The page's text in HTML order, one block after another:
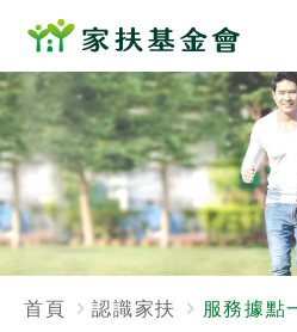
首頁 認識家扶 服務據點